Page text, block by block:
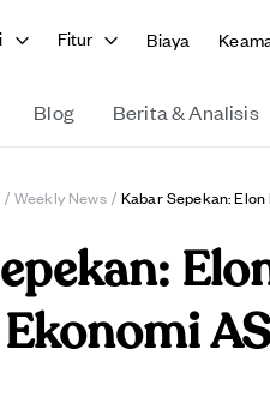
Fitur Biaya
Blog Berita & Analisis
/ Weekly News / Kabar Sepekan: